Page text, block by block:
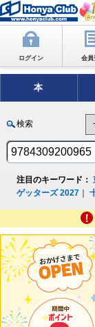
ログイン 会員
本
検索
注目のキーワード：
ゲッターズ 2027 ｜